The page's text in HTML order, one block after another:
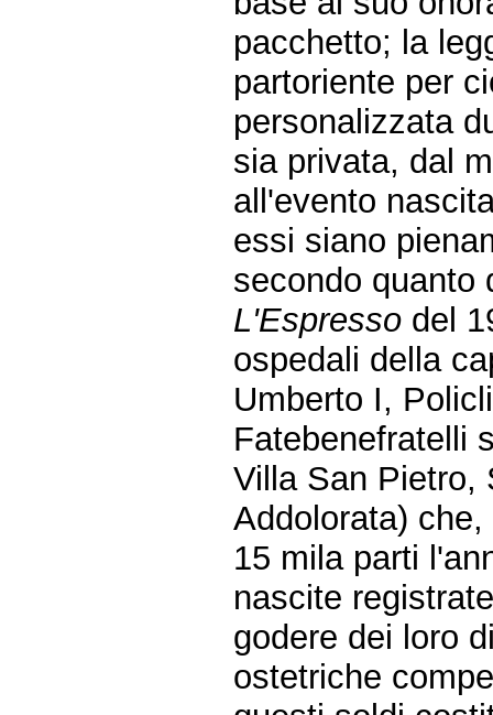
pacchetto; la
partoriente per
personalizzata
sia privata, dal
all'evento
essi siano
secondo quanto
L'Espresso del
ospedali della
Umberto I,
Fatebenefratelli
Villa San Pietro,
Addolorata)
15 mila parti
nascite
godere dei loro
ostetriche